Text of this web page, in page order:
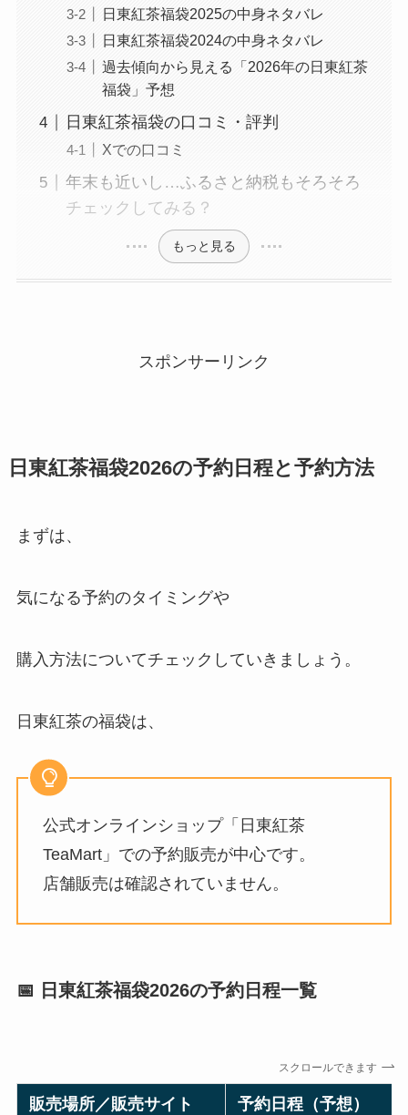
日東紅茶福袋2025の中身ネタバレ
日東紅茶福袋2024の中身ネタバレ
過去傾向から見える「2026年の日東紅茶
福袋」予想
日東紅茶福袋の口コミ・評判
Xでの口コミ
年末も近いし…ふるさと納税もそろそろ
チェックしてみる？
もっと見る
スポンサーリンク
日東紅茶福袋2026の予約日程と予約方法
まずは、
気になる予約のタイミングや
購入方法についてチェックしていきましょう。
日東紅茶の福袋は、
公式オンラインショップ「日東紅茶
TeaMart」での予約販売が中心です。
店舗販売は確認されていません。
📅 日東紅茶福袋2026の予約日程一覧
スクロールできます
販売場所／販売サイト 予約日程（予想）